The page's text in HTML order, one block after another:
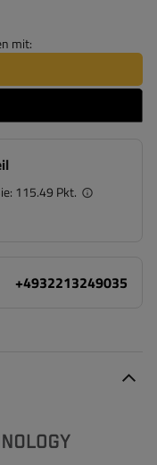
mit:
115.49 Pkt.
+4932213249035